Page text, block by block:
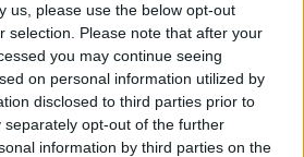
us, please use the below opt-out
selection. Please note that after your
you may continue seeing
on personal information utilized by
disclosed to third parties prior to
separately opt-out of the further
information by third parties on the